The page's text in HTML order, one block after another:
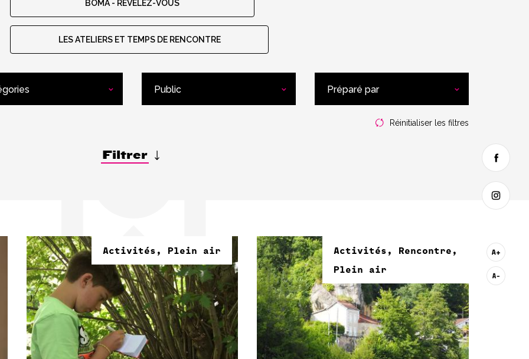
BOMA - RÉVÉLEZ-VOUS
LES ATELIERS ET TEMPS DE RENCONTRE
Public Préparé par
Réinitialiser les filtres
Filtrer
Activités, Plein air
Activités, Rencontre,
Plein air